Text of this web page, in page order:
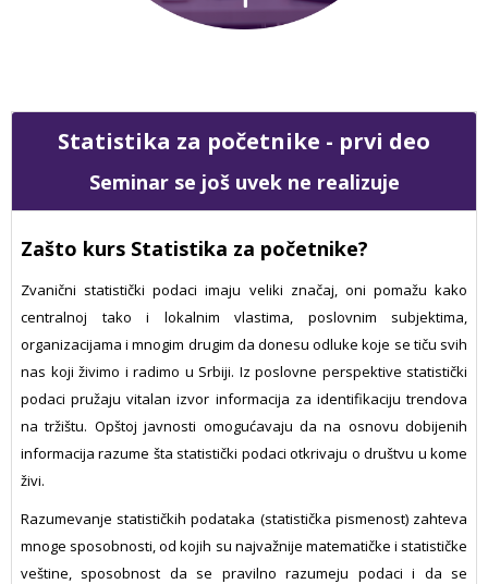
Statistika za početnike - prvi deo
Seminar se još uvek ne realizuje
Zašto kurs Statistika za početnike?
Zvanični statistički podaci imaju veliki značaj, oni pomažu kako
centralnoj tako i lokalnim vlastima, poslovnim subjektima,
organizacijama i mnogim drugim da donesu odluke koje se tiču svih
nas koji živimo i radimo u Srbiji. Iz poslovne perspektive statistički
podaci pružaju vitalan izvor informacija za identifikaciju trendova
na tržištu. Opštoj javnosti omogućavaju da na osnovu dobijenih
informacija razume šta statistički podaci otkrivaju o društvu u kome
živi.
Razumevanje statističkih podataka (statistička pismenost) zahteva
mnoge sposobnosti, od kojih su najvažnije matematičke i statističke
veštine, sposobnost da se pravilno razumeju podaci i da se